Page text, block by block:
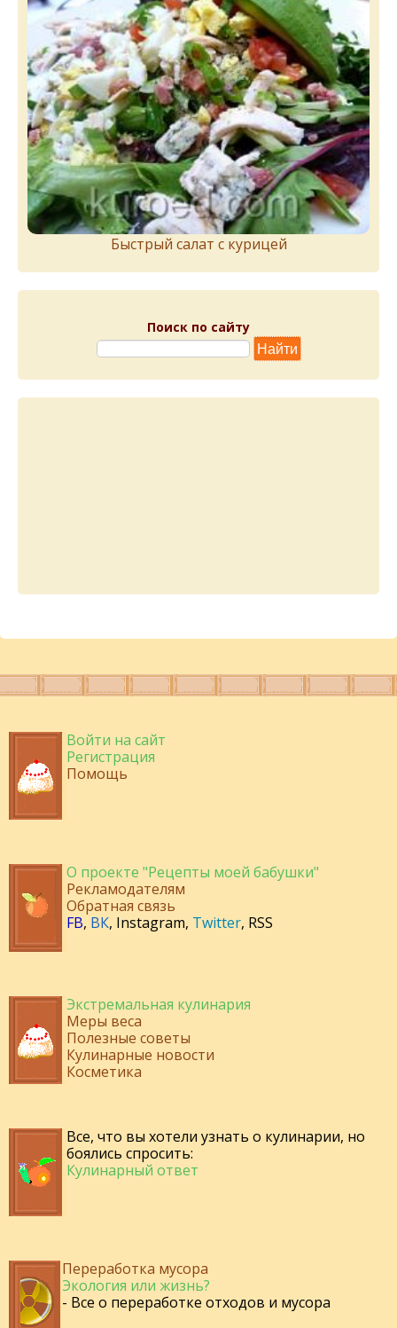
Быстрый салат с курицей
Поиск по сайту
Войти на сайт
Регистрация
Помощь
О проекте "Рецепты моей бабушки"
Рекламодателям
Обратная связь
FB, ВК, Instagram, Twitter, RSS
Экстремальная кулинария
Меры веса
Полезные советы
Кулинарные новости
Косметика
Все, что вы хотели узнать о кулинарии, но
боялись спросить:
Кулинарный ответ
Переработка мусора
Экология или жизнь?
- Все о переработке отходов и мусора